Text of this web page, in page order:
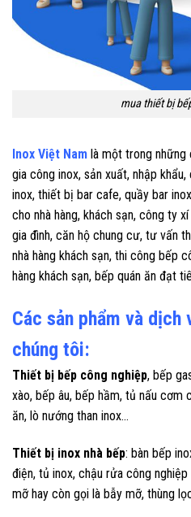
mua thiết bị
Inox Việt Nam là một trong
gia công inox, sản xuất, nhập
inox, thiết bị bar cafe, quầy bar
cho nhà hàng, khách sạn, công ty
gia đình, căn hộ chung cư, tư vấn
nhà hàng khách sạn, thi công bếp
hàng khách sạn, bếp quán ăn đạt
Các sản phẩm và
chúng tôi:
Thiết bị bếp công nghiệp, bếp
xào, bếp âu, bếp hầm, tủ nấu cơm
ăn, lò nướng than inox…
Thiết bị inox nhà bếp: bàn bếp
điện, tủ inox, chậu rửa công
mỡ hay còn gọi là bẫy mỡ, thùng